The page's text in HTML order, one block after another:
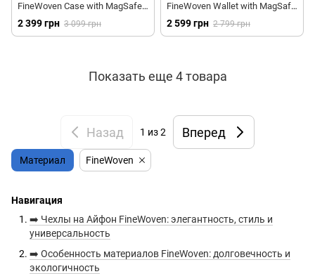
FineWoven Case with MagSafe -
Evergreen (MT503)
2 399 грн 3 099 грн
FineWoven Wallet with MagSafe
- Black (MT2N3)
2 599 грн 2 799 грн
Показать еще 4 товара
Назад 1 из 2 Вперед
Навигация
➡️ Чехлы на Айфон FineWoven: элегантность, стиль и
универсальность
➡️ Особенность материалов FineWoven: долговечность и
экологичность
Материал FineWoven